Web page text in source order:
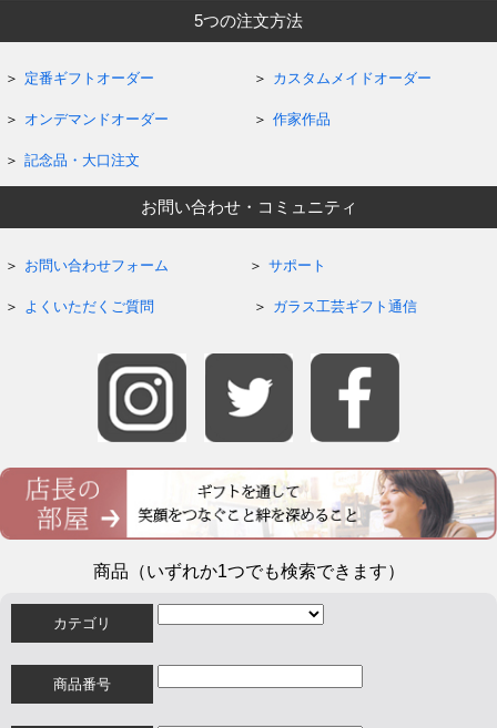
5つの注文方法
定番ギフトオーダー カスタムメイドオーダー
オンデマンドオーダー 作家作品
記念品・大口注文
お問い合わせ・コミュニティ
お問い合わせフォーム サポート
よくいただくご質問 ガラス工芸ギフト通信
商品（いずれか1つでも検索できます）
カテゴリ
商品番号